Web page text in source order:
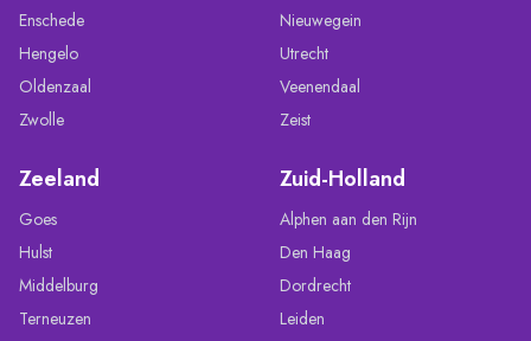
Enschede
Hengelo
Oldenzaal
Zwolle
Nieuwegein
Utrecht
Veenendaal
Zeist
Zeeland
Goes
Hulst
Middelburg
Terneuzen
Zuid-Holland
Alphen aan den Rijn
Den Haag
Dordrecht
Leiden